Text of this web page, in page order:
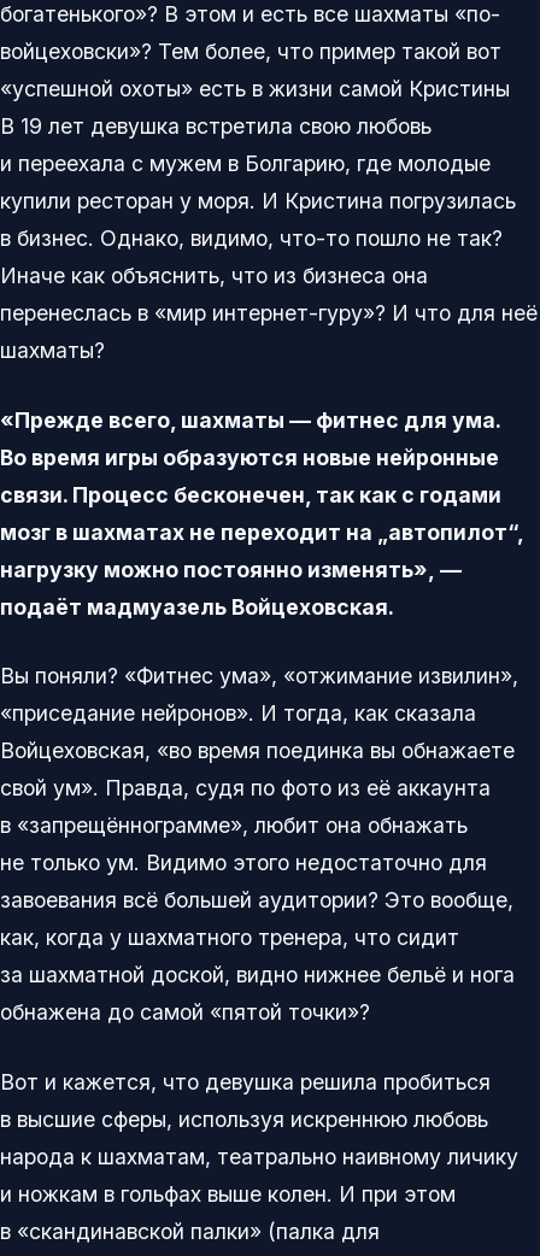
богатенького»? В этом и есть все шахматы «по-
войцеховски»? Тем более, что пример такой вот
«успешной охоты» есть в жизни самой Кристины
В 19 лет девушка встретила свою любовь
и переехала с мужем в Болгарию, где молодые
купили ресторан у моря. И Кристина погрузилась
в бизнес. Однако, видимо, что-то пошло не так?
Иначе как объяснить, что из бизнеса она
перенеслась в «мир интернет-гуру»? И что для неё
шахматы?
«Прежде всего, шахматы — фитнес для ума.
Во время игры образуются новые нейронные
связи. Процесс бесконечен, так как с годами
мозг в шахматах не переходит на „автопилот“,
нагрузку можно постоянно изменять», —
подаёт мадмуазель Войцеховская.
Вы поняли? «Фитнес ума», «отжимание извилин»,
«приседание нейронов». И тогда, как сказала
Войцеховская, «во время поединка вы обнажаете
свой ум». Правда, судя по фото из её аккаунта
в «запрещённограмме», любит она обнажать
не только ум. Видимо этого недостаточно для
завоевания всё большей аудитории? Это вообще,
как, когда у шахматного тренера, что сидит
за шахматной доской, видно нижнее бельё и нога
обнажена до самой «пятой точки»?
Вот и кажется, что девушка решила пробиться
в высшие сферы, используя искреннюю любовь
народа к шахматам, театрально наивному личику
и ножкам в гольфах выше колен. И при этом
в «скандинавской палки» (палка для